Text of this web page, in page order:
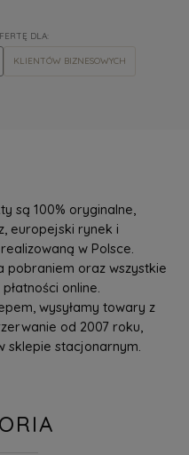
DLA:
KLIENTÓW BIZNESOWYCH
są 100% oryginalne,
europejski rynek i
w Polsce.
pobraniem oraz wszystkie
online.
wysyłamy towary z
od 2007 roku,
sklepie stacjonarnym.